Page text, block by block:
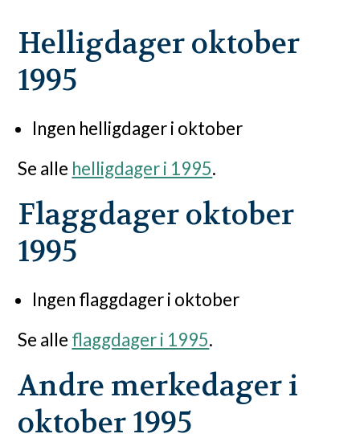
Helligdager oktober
1995
Ingen helligdager i oktober
Se alle helligdager i 1995.
Flaggdager oktober
1995
Ingen flaggdager i oktober
Se alle flaggdager i 1995.
Andre merkedager i
oktober 1995